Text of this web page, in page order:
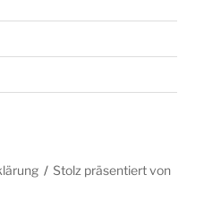
Stolz präsentiert von